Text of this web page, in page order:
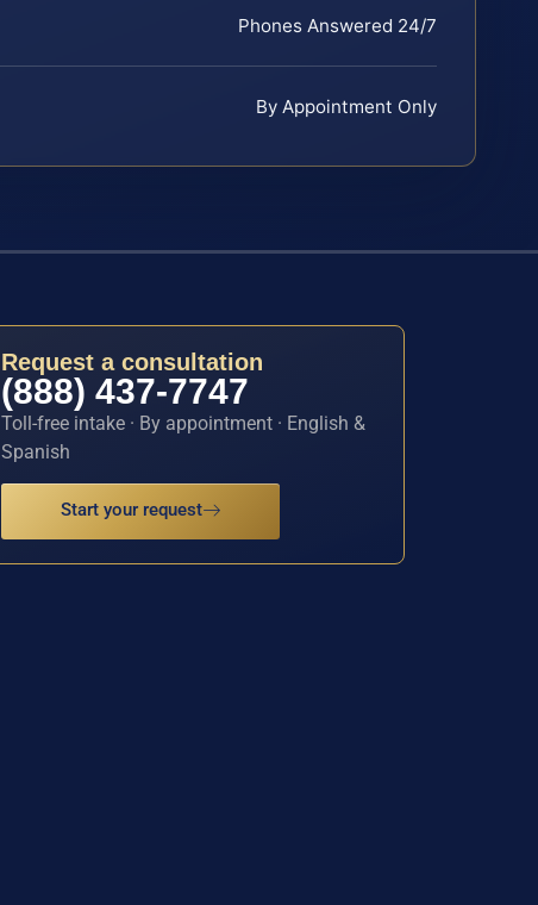
Phones Answered 24/7
By Appointment Only
Request a consultation
(888) 437-7747
Toll-free intake · By appointment · English &
Spanish
Start your request